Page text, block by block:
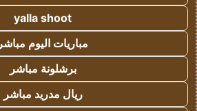
yalla shoot
مباريات اليوم مباشر
برشلونة مباشر
ريال مدريد مباشر